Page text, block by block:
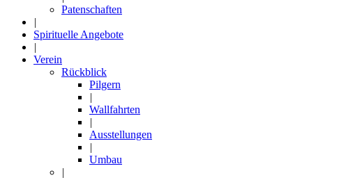
Patenschaften
|
Spirituelle Angebote
|
Verein
Rückblick
Pilgern
|
Wallfahrten
|
Ausstellungen
|
Umbau
|